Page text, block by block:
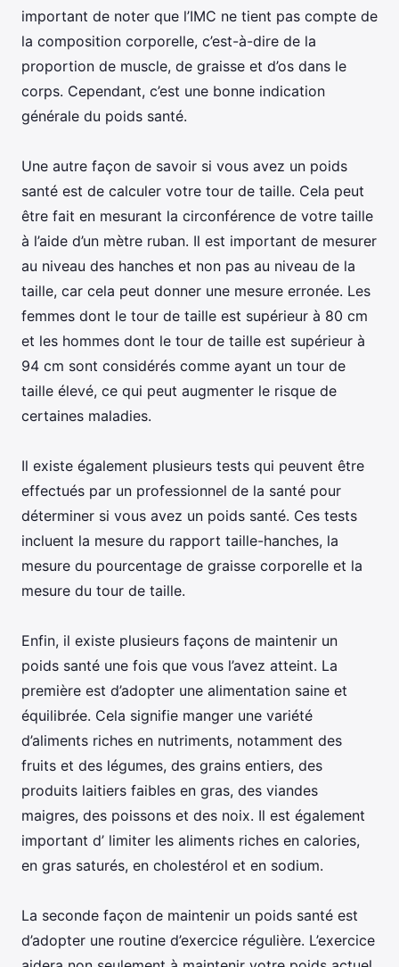
important de noter que l’IMC ne tient pas compte de
la composition corporelle, c’est-à-dire de la
proportion de muscle, de graisse et d’os dans le
corps. Cependant, c’est une bonne indication
générale du poids santé.
Une autre façon de savoir si vous avez un poids
santé est de calculer votre tour de taille. Cela peut
être fait en mesurant la circonférence de votre taille
à l’aide d’un mètre ruban. Il est important de mesurer
au niveau des hanches et non pas au niveau de la
taille, car cela peut donner une mesure erronée. Les
femmes dont le tour de taille est supérieur à 80 cm
et les hommes dont le tour de taille est supérieur à
94 cm sont considérés comme ayant un tour de
taille élevé, ce qui peut augmenter le risque de
certaines maladies.
Il existe également plusieurs tests qui peuvent être
effectués par un professionnel de la santé pour
déterminer si vous avez un poids santé. Ces tests
incluent la mesure du rapport taille-hanches, la
mesure du pourcentage de graisse corporelle et la
mesure du tour de taille.
Enfin, il existe plusieurs façons de maintenir un
poids santé une fois que vous l’avez atteint. La
première est d’adopter une alimentation saine et
équilibrée. Cela signifie manger une variété
d’aliments riches en nutriments, notamment des
fruits et des légumes, des grains entiers, des
produits laitiers faibles en gras, des viandes
maigres, des poissons et des noix. Il est également
important d’ limiter les aliments riches en calories,
en gras saturés, en cholestérol et en sodium.
La seconde façon de maintenir un poids santé est
d’adopter une routine d’exercice régulière. L’exercice